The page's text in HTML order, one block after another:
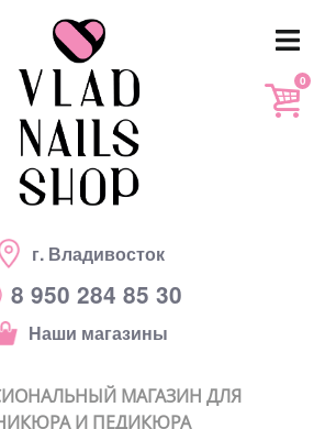
г. Владивосток
8 950 284 85 30
Наши магазины
0
МАГАЗИН ДЛЯ
И ПЕДИКЮРА